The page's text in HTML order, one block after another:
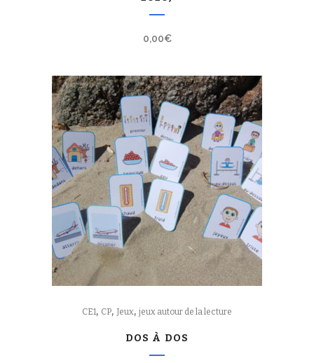
0,00€
CE1, CP, Jeux, jeux autour de la lecture
DOS À DOS